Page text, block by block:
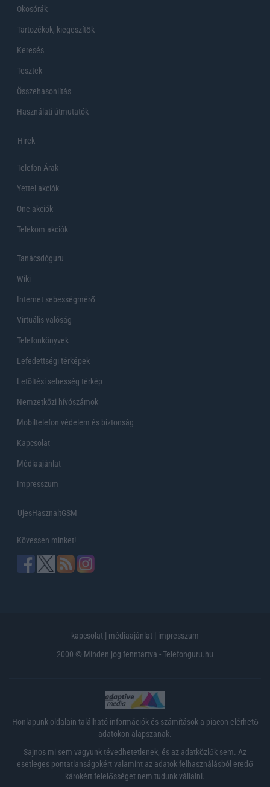
Okosórák
Tartozékok, kiegeszítők
Keresés
Tesztek
Összehasonlítás
Használati útmutatók
Hirek
Telefon Árak
Yettel akciók
One akciók
Telekom akciók
Tanácsdóguru
Wiki
Internet sebességmérő
Virtuális valóság
Telefonkönyvek
Lefedettségi térképek
Letöltési sebesség térkép
Nemzetközi hívószámok
Mobiltelefon védelem és biztonság
Kapcsolat
Médiaajánlat
Impresszum
UjesHasznaltGSM
Kövessen minket!
kapcsolat | médiaajánlat | impresszum
2000 © Minden jog fenntartva - Telefonguru.hu
Honlapunk oldalain található információk és számítások a piacon elérhető
adatokon alapszanak.
Sajnos mi sem vagyunk tévedhetetlenek, és az adatközlők sem. Az
esetleges pontatlanságokért valamint az adatok felhasználásból eredő
károkért felelősséget nem tudunk vállalni.